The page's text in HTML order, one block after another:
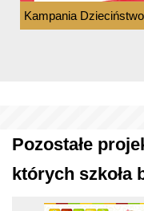
Kampania
Pozostałe
których szkoła